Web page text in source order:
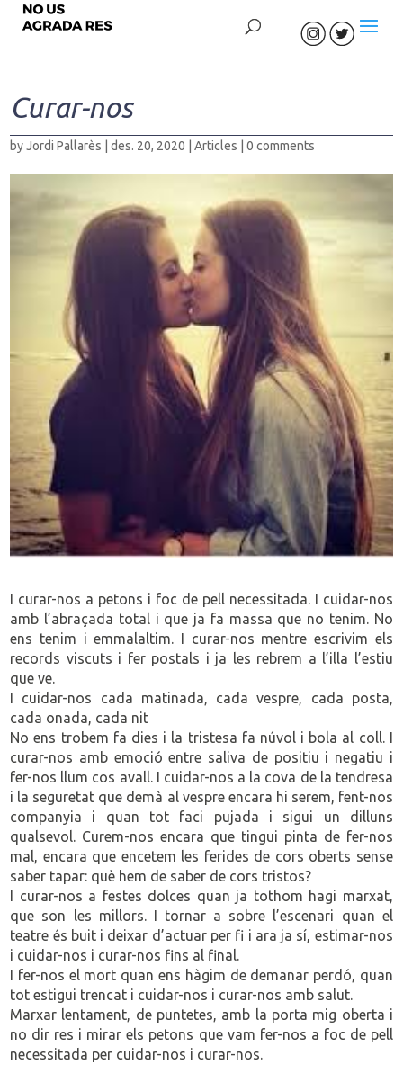
Curar-nos
byJordi Pallarès |des. 20, 2020 |Articles |0 comments
I curar-nos a petons i foc de pell necessitada. I cuidar-nos
amb l’abraçada total i que ja fa massa que no tenim. No
ens tenim i emmalaltim. I curar-nos mentre escrivim els
records viscuts i fer postals i ja les rebrem a l’illa l’estiu
que ve.
I cuidar-nos cada matinada, cada vespre, cada posta,
cada onada, cada nit
No ens trobem fa dies i la tristesa fa núvol i bola al coll. I
curar-nos amb emoció entre saliva de positiu i negatiu i
fer-nos llum cos avall. I cuidar-nos a la cova de la tendresa
i la seguretat que demà al vespre encara hi serem, fent-nos
companyia i quan tot faci pujada i sigui un dilluns
qualsevol. Curem-nos encara que tingui pinta de fer-nos
mal, encara que encetem les ferides de cors oberts sense
saber tapar: què hem de saber de cors tristos?
I curar-nos a festes dolces quan ja tothom hagi marxat,
que son les millors. I tornar a sobre l’escenari quan el
teatre és buit i deixar d’actuar per fi i ara ja sí, estimar-nos
i cuidar-nos i curar-nos fins al final.
I fer-nos el mort quan ens hàgim de demanar perdó, quan
tot estigui trencat i cuidar-nos i curar-nos amb salut.
Marxar lentament, de puntetes, amb la porta mig oberta i
no dir res i mirar els petons que vam fer-nos a foc de pell
necessitada per cuidar-nos i curar-nos.